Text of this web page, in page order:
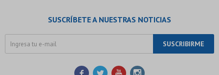
SUSCRÍBETE A NUESTRAS NOTICIAS
SUSCRIBIRME
   